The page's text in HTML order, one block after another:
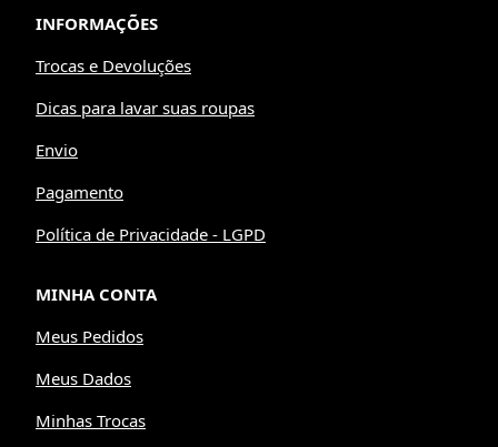
INFORMAÇÕES
Trocas e Devoluções
Dicas para lavar suas roupas
Envio
Pagamento
Política de Privacidade - LGPD
MINHA CONTA
Meus Pedidos
Meus Dados
Minhas Trocas